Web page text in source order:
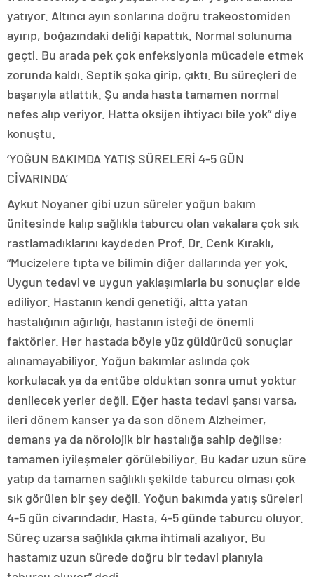
yatıyor. Altıncı ayın sonlarına doğru trakeostomiden
ayırıp, boğazındaki deliği kapattık. Normal solunuma
geçti. Bu arada pek çok enfeksiyonla mücadele etmek
zorunda kaldı. Septik şoka girip, çıktı. Bu süreçleri de
başarıyla atlattık. Şu anda hasta tamamen normal
nefes alıp veriyor. Hatta oksijen ihtiyacı bile yok” diye
konuştu.
‘YOĞUN BAKIMDA YATIŞ SÜRELERİ 4-5 GÜN
CİVARINDA’
Aykut Noyaner gibi uzun süreler yoğun bakım
ünitesinde kalıp sağlıkla taburcu olan vakalara çok sık
rastlamadıklarını kaydeden Prof. Dr. Cenk Kıraklı,
“Mucizelere tıpta ve bilimin diğer dallarında yer yok.
Uygun tedavi ve uygun yaklaşımlarla bu sonuçlar elde
ediliyor. Hastanın kendi genetiği, altta yatan
hastalığının ağırlığı, hastanın isteği de önemli
faktörler. Her hastada böyle yüz güldürücü sonuçlar
alınamayabiliyor. Yoğun bakımlar aslında çok
korkulacak ya da entübe olduktan sonra umut yoktur
denilecek yerler değil. Eğer hasta tedavi şansı varsa,
ileri dönem kanser ya da son dönem Alzheimer,
demans ya da nörolojik bir hastalığa sahip değilse;
tamamen iyileşmeler görülebiliyor. Bu kadar uzun süre
yatıp da tamamen sağlıklı şekilde taburcu olması çok
sık görülen bir şey değil. Yoğun bakımda yatış süreleri
4-5 gün civarındadır. Hasta, 4-5 günde taburcu oluyor.
Süreç uzarsa sağlıkla çıkma ihtimali azalıyor. Bu
hastamız uzun sürede doğru bir tedavi planıyla